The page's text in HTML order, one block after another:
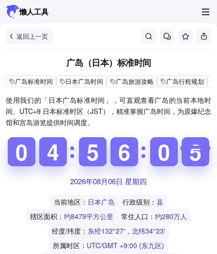
懒人工具
返回上一页
广岛（日本）标准时间
广岛标准时间 日本广岛时间 广岛旅游攻略 广岛行程规划
使用我们的「日本广岛标准时间」，可直观查看广岛的当前本地时
间、UTC+9 日本标准时区（JST），精准掌握广岛时间，为原爆纪念
馆和宫岛游览提供时间调度。
9
9
0
0 3
3
4
4 4
4
5
5 5
6
6 5
0
0 5
6
6
2026年08月06日 星期四
当前地区： 日本广岛 行政级别： 县
辖区面积： 约8479平方公里 常住人口： 约280万人
经度/纬度： 东经132°27′，北纬34°23′
所属时区： UTC/GMT +9:00 (东九区)